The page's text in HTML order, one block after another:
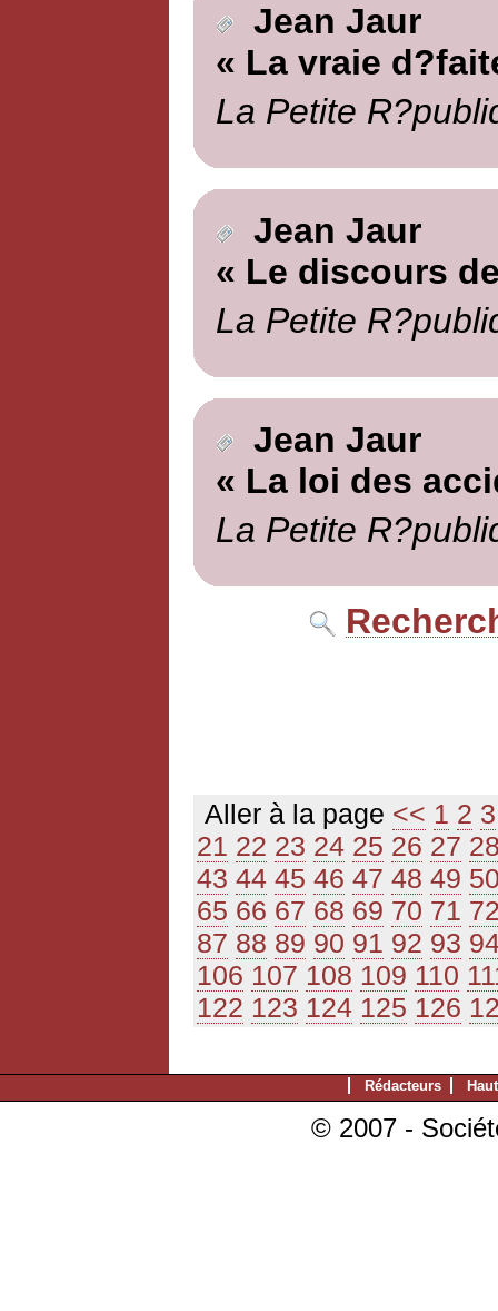
Jean Jaur
« La vraie
La Petite
Jean Jaur
« Le discours
La Petite
Jean Jaur
« La loi des
La Petite
Aller à la page << 1 2 3
21 22 23 24 25 26 27
43 44 45 46 47 48 49
65 66 67 68 69 70 71
87 88 89 90 91 92 93
106 107 108 109 110
122 123 124 125 126
Rédacteurs
© 2007 -